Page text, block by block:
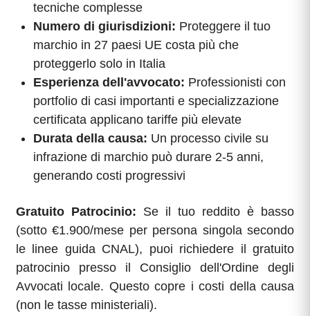
tecniche complesse
Numero di giurisdizioni: Proteggere il tuo
marchio in 27 paesi UE costa più che
proteggerlo solo in Italia
Esperienza dell'avvocato: Professionisti con
portfolio di casi importanti e specializzazione
certificata applicano tariffe più elevate
Durata della causa: Un processo civile su
infrazione di marchio può durare 2-5 anni,
generando costi progressivi
Gratuito Patrocinio: Se il tuo reddito è basso
(sotto €1.900/mese per persona singola secondo
le linee guida CNAL), puoi richiedere il gratuito
patrocinio presso il Consiglio dell'Ordine degli
Avvocati locale. Questo copre i costi della causa
(non le tasse ministeriali).